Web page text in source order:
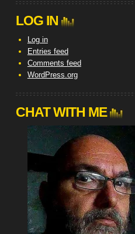
LOG IN
Log in
Entries feed
Comments feed
WordPress.org
CHAT WITH ME